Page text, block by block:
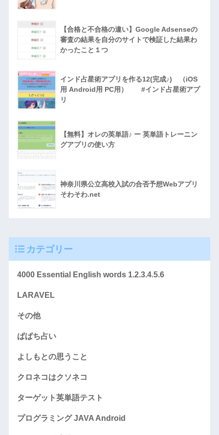
【合格と不合格の違い】Google Adsenseの
審査の結果を自分のサイトで検証した結果わ
かったこと１つ
インド占星術アプリを作る12(完成♪) （iOS
用 Android用 PC用） #インド占星術アプ
リ
【無料】オレの英単語♪ ー 英単語トレーニン
グアプリの使い方
神奈川県公立高校入試の合否予想Webアプリ
そわそわ.net
カテゴリー
4000 Essential English words 1.2.3.4.5.6
LARAVEL
その他
ぱぱち占い
よしもとの思うこと
クロネコはクソネコ
ターゲット英単語テスト
プログラミング JAVA Android